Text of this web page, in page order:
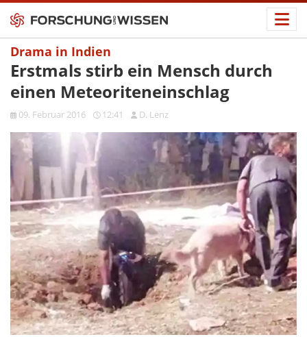
Drama in Indien
Erstmals stirb ein Mensch durch
einen Meteoriteneinschlag
09. Februar 2016 12:41 D. Lenz